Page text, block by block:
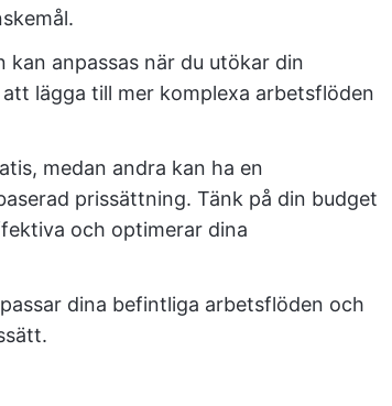
anpassas när du utökar din
lägga till mer komplexa arbetsflöden
medan andra kan ha en
prissättning. Tänk på din budget
och optimerar dina
dina befintliga arbetsflöden och